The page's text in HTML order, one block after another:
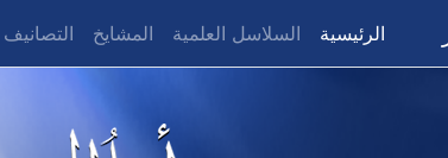
الرئيسية السلاسل العلمية المشايخ التصانيف